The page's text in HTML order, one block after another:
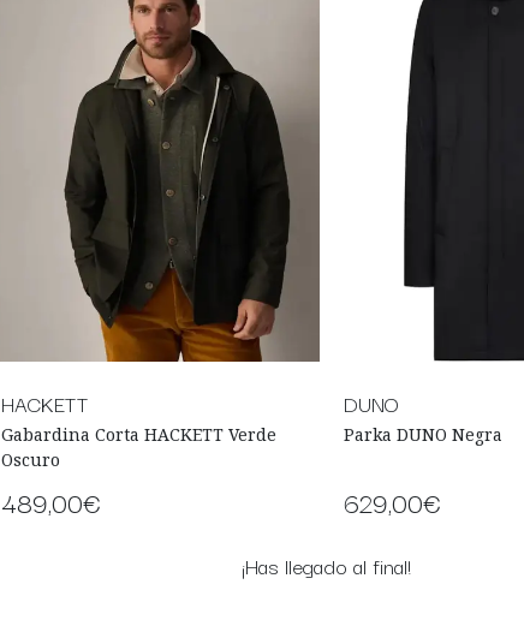
HACKETT
Gabardina Corta HACKETT Verde
Oscuro
489,00€
DUNO
Parka DUNO Negra
629,00€
¡Has llegado al final!